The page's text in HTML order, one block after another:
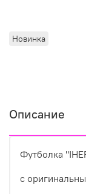
Новинка
Описание
Футболка
с